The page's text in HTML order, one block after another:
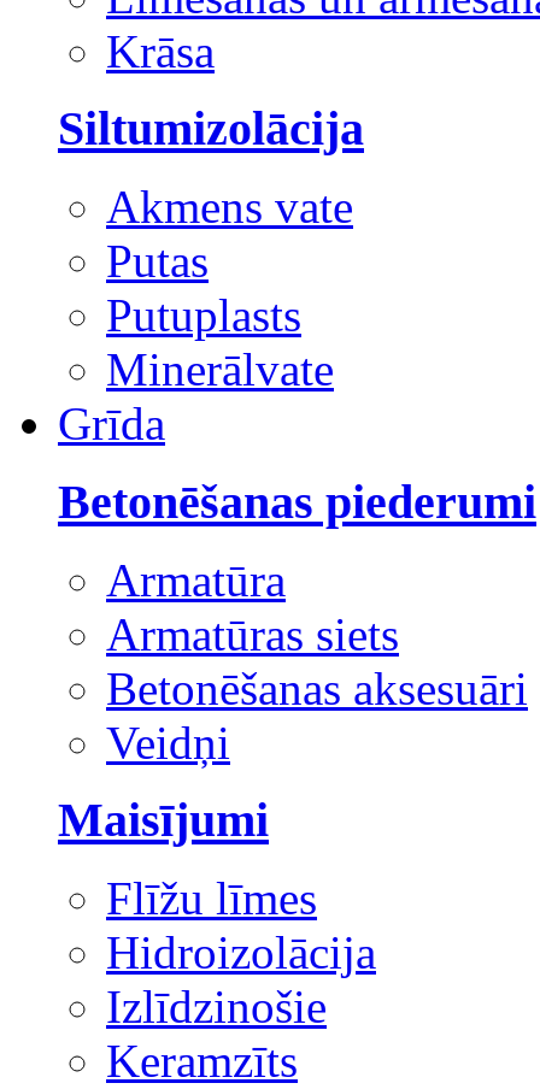
Krāsa
Siltumizolācija
Akmens vate
Putas
Putuplasts
Minerālvate
Grīda
Betonēšanas piederumi
Armatūra
Armatūras siets
Betonēšanas aksesuāri
Veidņi
Maisījumi
Flīžu līmes
Hidroizolācija
Izlīdzinošie
Keramzīts